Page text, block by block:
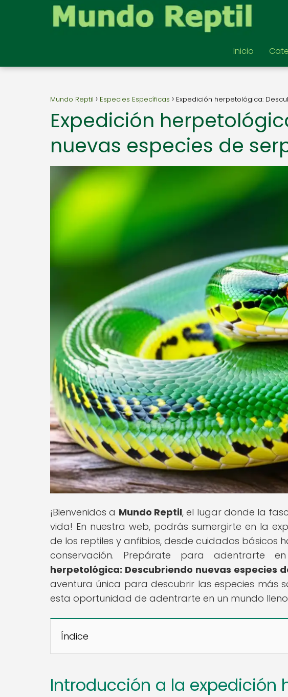
Inicio
Mundo Reptil Especies Específicas Expedición herpetológica:
Expedición
nuevas especies de
¡Bienvenidos a Mundo Reptil, el lugar donde la
vida! En nuestra web, podrás sumergirte en la
de los reptiles y anfibios, desde cuidados
conservación. Prepárate para adentrarte
herpetológica: Descubriendo nuevas especies
aventura única para descubrir las especies más
esta oportunidad de adentrarte en un mundo
Índice
Introducción a la expedición